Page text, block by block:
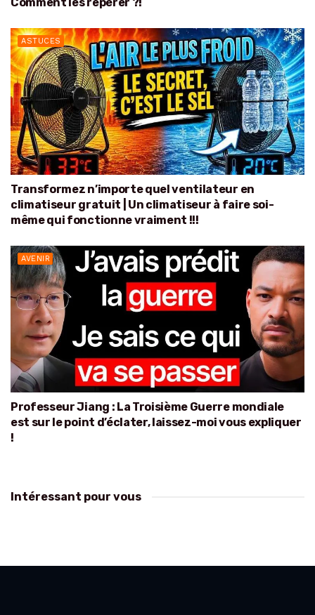
ASTUCES
Transformez n’importe quel ventilateur en
climatiseur gratuit | Un climatiseur à faire soi-
même qui fonctionne vraiment !!!
AVENIR
Professeur Jiang : La Troisième Guerre mondiale
est sur le point d’éclater, laissez-moi vous expliquer
!
Intéressant pour vous